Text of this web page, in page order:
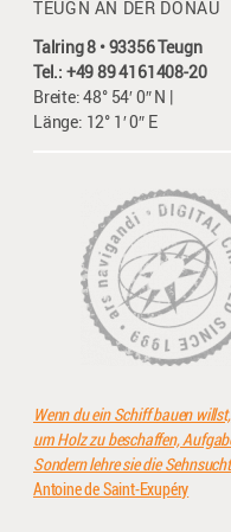
TEUGN AN DER DONAU
Talring 8 • 93356 Teugn
Tel.: +49 89 4161408-20
Breite: 48° 54′ 0″ N |
Länge: 12° 1′ 0″ E
Wenn du ein Schiff bauen
um Holz zu beschaffen,
Sondern lehre sie die
Antoine de Saint-Exupéry